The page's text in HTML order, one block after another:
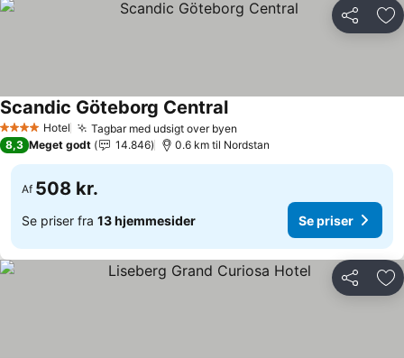
Del
4 StjernerHotel Tagbar med udsigt over byen
Scandic Göteborg Central
8,3 Meget godt 14.846 0.6 km til Nordstan
Af 508 kr.
Se priser fra 13 hjemmesider Se priser
Del